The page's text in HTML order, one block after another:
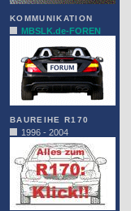
KOMMUNIKATION
MBSLK.de-FOREN
BAUREIHE R170
1996 - 2004